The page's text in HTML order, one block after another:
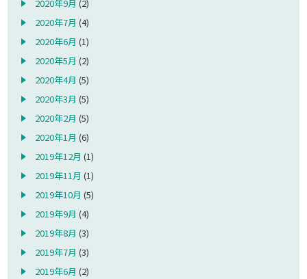
2020年9月 (2)
2020年7月 (4)
2020年6月 (1)
2020年5月 (2)
2020年4月 (5)
2020年3月 (5)
2020年2月 (5)
2020年1月 (6)
2019年12月 (1)
2019年11月 (1)
2019年10月 (5)
2019年9月 (4)
2019年8月 (3)
2019年7月 (3)
2019年6月 (2)